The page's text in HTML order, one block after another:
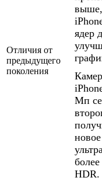
Отличия от
предыдущего
поколения
ядер
Мп
HDR.